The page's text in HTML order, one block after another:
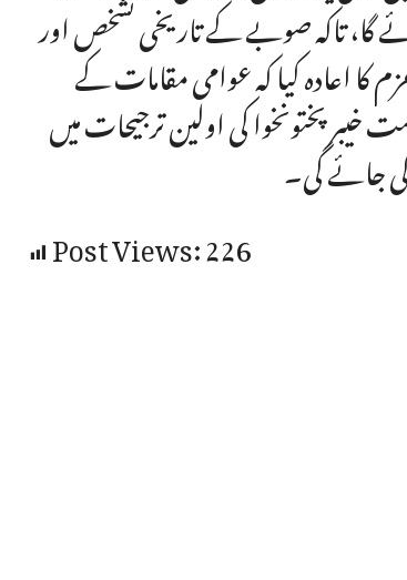
گا، تاکہ صوبے کے تاریخی تشخص اور
اعادہ کیا کہ عوامی مقامات کے
خیبر پختونخوا کی اولین ترجیحات میں
جائے گی۔
Post Views:226